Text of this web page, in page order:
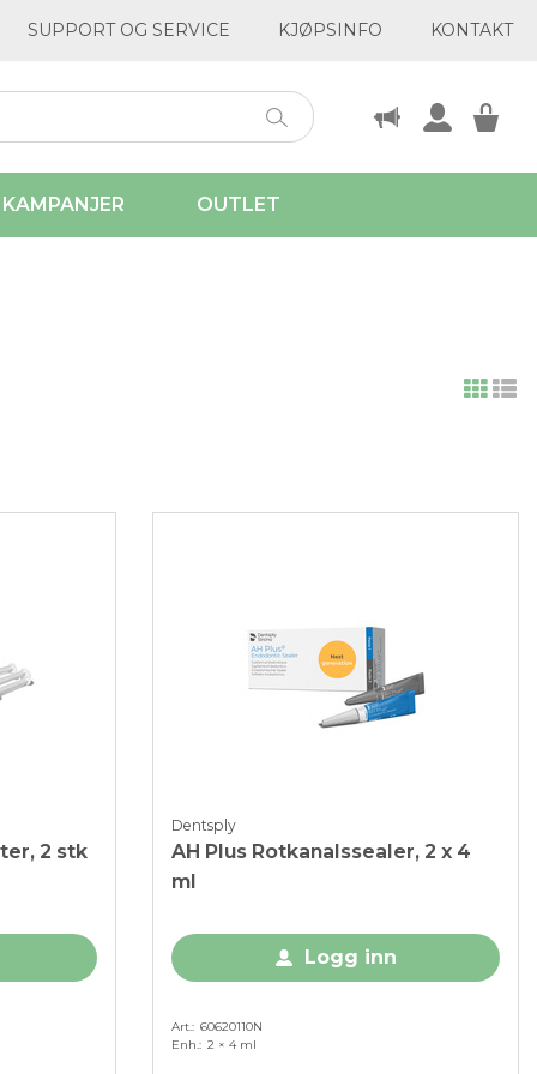
SUPPORT OG SERVICE KJØPSINFO KONTAKT
KAMPANJER OUTLET
2 stk
Dentsply
AH Plus Rotkanalssealer, 2 x 4
ml
Logg inn
Art. 60620110N
Enh. 2 × 4 ml